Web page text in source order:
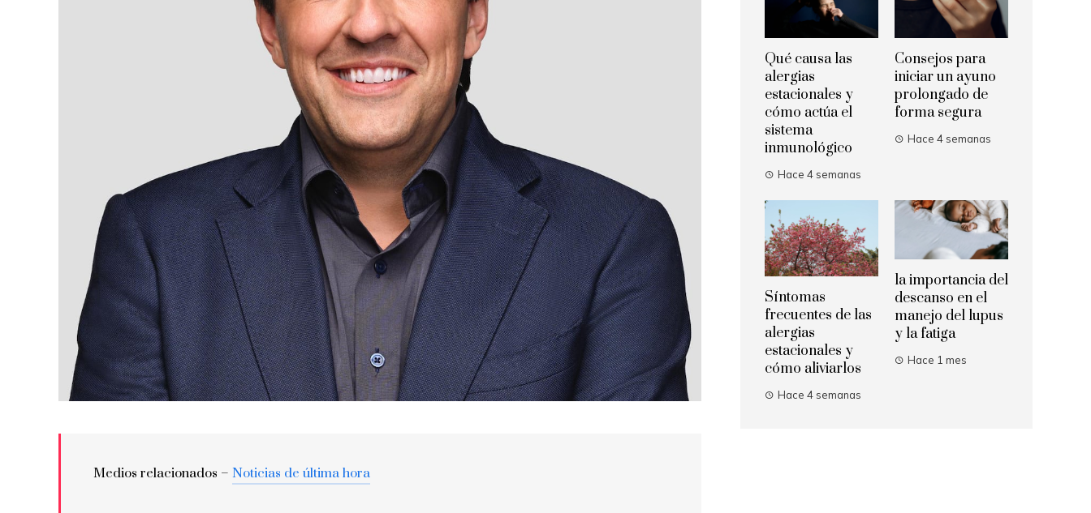
Medios relacionados – Noticias de última hora
Qué causa las
alergias
estacionales y
cómo actúa el
sistema
inmunológico
Hace 4 semanas
Consejos para
iniciar un ayuno
prolongado de
forma segura
Hace 4 semanas
Síntomas
frecuentes de las
alergias
estacionales y
cómo aliviarlos
Hace 4 semanas
la importancia del
descanso en el
manejo del lupus
y la fatiga
Hace 1 mes